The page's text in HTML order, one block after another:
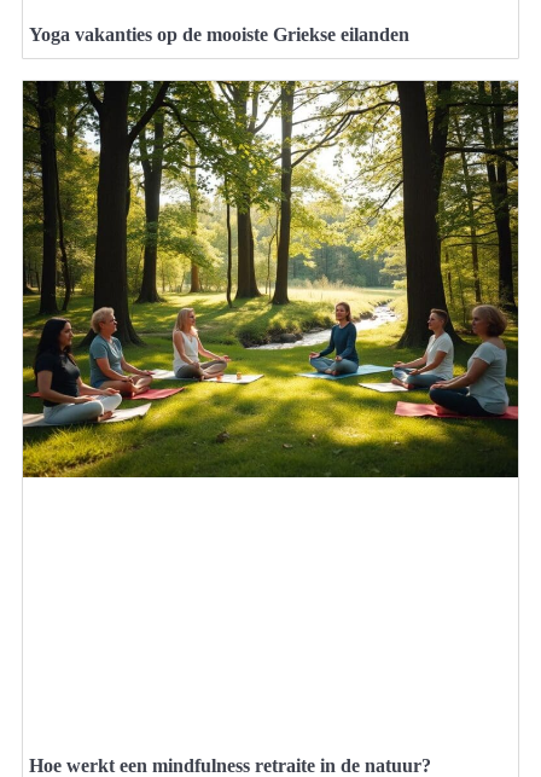
Yoga vakanties op de mooiste Griekse eilanden
Hoe werkt een mindfulness retraite in de natuur?